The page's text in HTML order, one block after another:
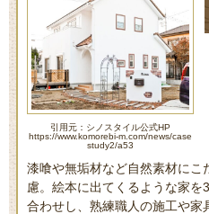
引用元：シノスタイル公式HP
https://www.komorebi-m.com/news/case
study2/a53
漆喰や無垢材など自然素材にこ
慮。絵本に出てくるような家を
合わせし、熟練職人の施工や家